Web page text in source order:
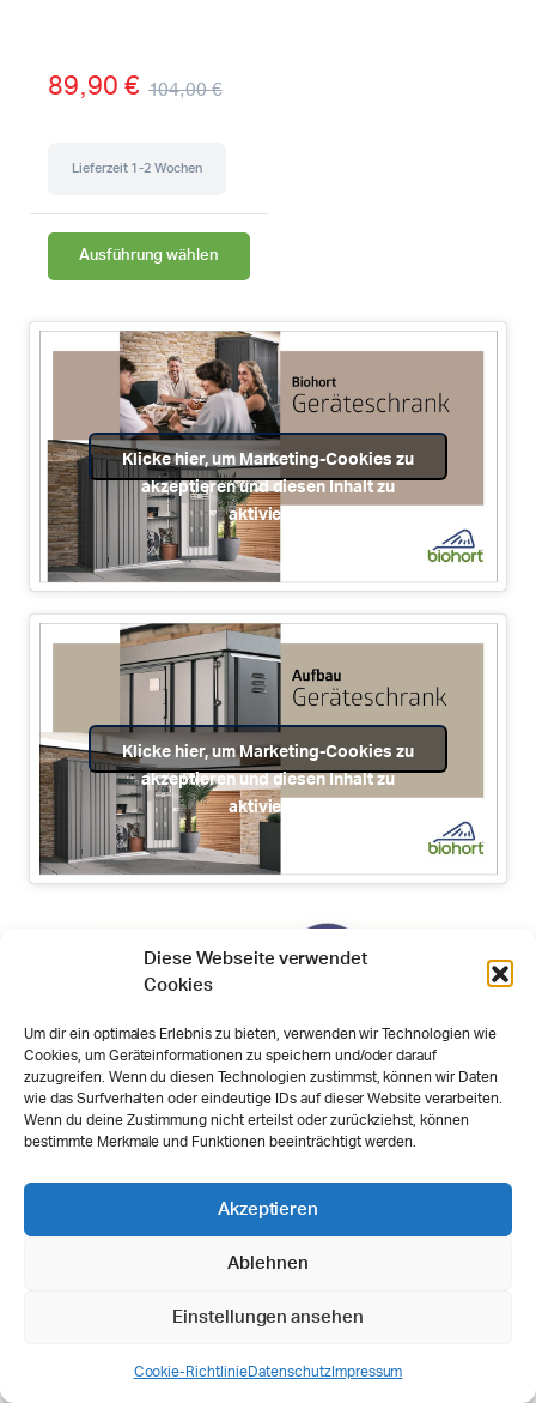
Diese Webseite verwendet
Cookies
Um dir ein optimales Erlebnis zu bieten, verwenden wir Technologien wie
Cookies, um Geräteinformationen zu speichern und/oder darauf
zuzugreifen. Wenn du diesen Technologien zustimmst, können wir Daten
wie das Surfverhalten oder eindeutige IDs auf dieser Website verarbeiten.
Wenn du deine Zustimmung nicht erteilst oder zurückziehst, können
bestimmte Merkmale und Funktionen beeinträchtigt werden.
Akzeptieren
Ablehnen
Einstellungen ansehen
Cookie-RichtlinieDatenschutzImpressum
104,00€
89,90 €
Lieferzeit 1-2 Wochen
Ausführung wählen
Klicke hier, um Marketing-Cookies zu
akzeptieren und diesen Inhalt zu
aktivieren
Klicke hier, um Marketing-Cookies zu
akzeptieren und diesen Inhalt zu
aktivieren
zu Biohort.com
Tel.: +43-7282-7788-0